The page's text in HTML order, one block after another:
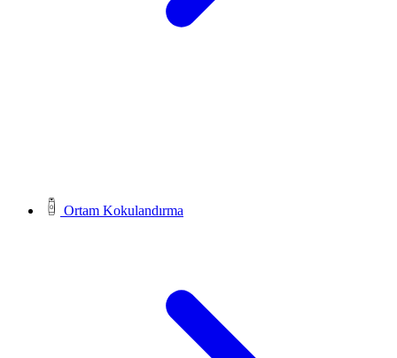
Ortam Kokulandırma